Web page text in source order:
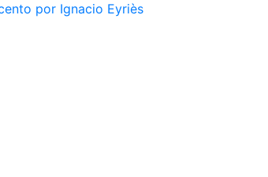
por Ignacio Eyriès